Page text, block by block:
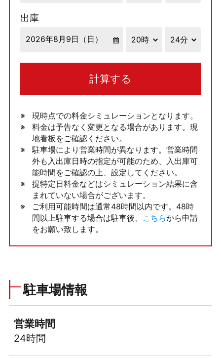
出庫
計算する
現時点での料金シミュレーションとなります。
料金は予告なく変更となる場合があります。現
地看板をご確認ください。
駐車場により営業時間が異なります。営業時間
外も入出庫日時の指定が可能のため、入出庫可
能時間をご確認の上、設定してください。
提特定日料金などはシミュレーション結果に含
まれていない場合がございます。
ご利用可能時間は通常48時間以内です。48時
間以上駐車する場合は駐車後、
こちらから申請
をお願い致します。
駐車場情報
営業時間
24時間